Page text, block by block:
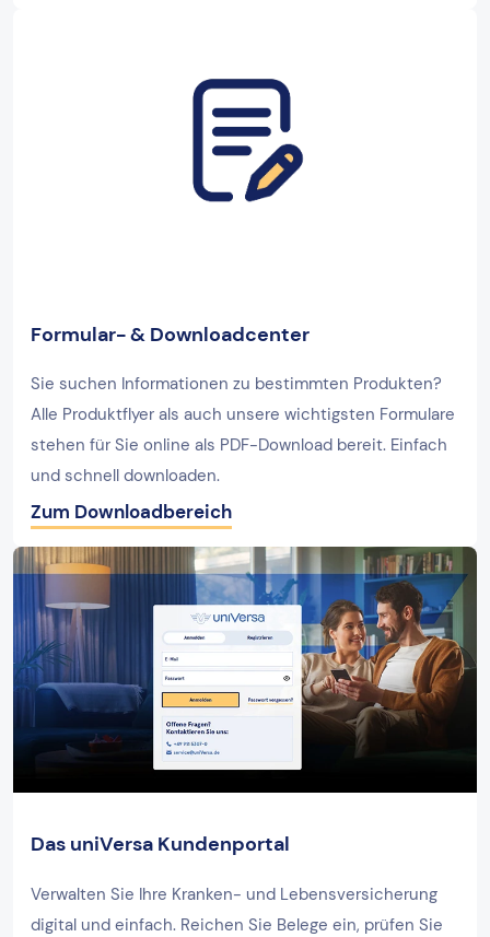
Formular- & Downloadcenter
Sie suchen Informationen zu bestimmten Produkten?
Alle Produktflyer als auch unsere wichtigsten Formulare
stehen für Sie online als PDF-Download bereit. Einfach
und schnell downloaden.
Zum Downloadbereich
Das uniVersa Kundenportal
Verwalten Sie Ihre Kranken- und Lebensversicherung
digital und einfach. Reichen Sie Belege ein, prüfen Sie